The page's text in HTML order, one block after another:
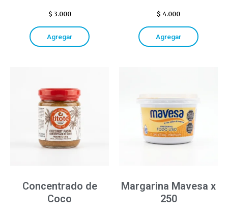
$ 3.000
Agregar
$ 4.000
Agregar
Concentrado de
Coco
Margarina Mavesa x
250